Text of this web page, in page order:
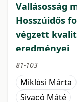
Vallásosság
Hosszúidős
végzett
eredményei
81-103
Miklósi Márta
Sivadó Máté